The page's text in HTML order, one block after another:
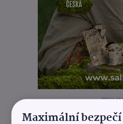
Maximální bezpečí